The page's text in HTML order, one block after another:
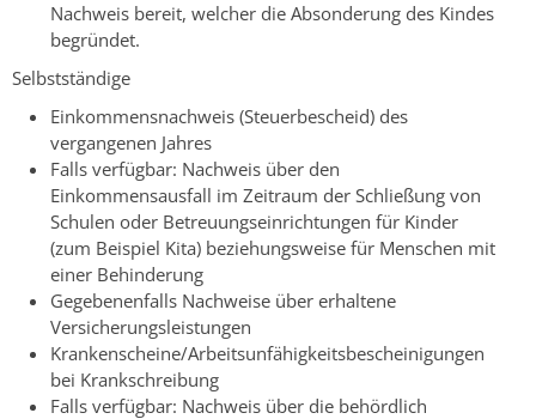
Nachweis bereit, welcher die Absonderung des Kindes
begründet.
Selbstständige
Einkommensnachweis (Steuerbescheid) des
vergangenen Jahres
Falls verfügbar: Nachweis über den
Einkommensausfall im Zeitraum der Schließung von
Schulen oder Betreuungseinrichtungen für Kinder
(zum Beispiel Kita) beziehungsweise für Menschen mit
einer Behinderung
Gegebenenfalls Nachweise über erhaltene
Versicherungsleistungen
Krankenscheine/Arbeitsunfähigkeitsbescheinigungen
bei Krankschreibung
Falls verfügbar: Nachweis über die behördlich